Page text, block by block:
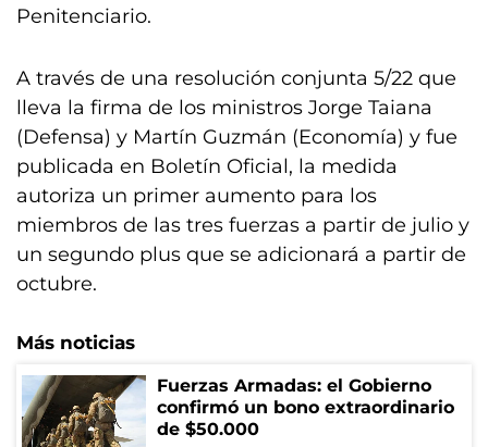
Penitenciario.
A través de una resolución conjunta 5/22 que
lleva la firma de los ministros Jorge Taiana
(Defensa) y Martín Guzmán (Economía) y fue
publicada en Boletín Oficial, la medida
autoriza un primer aumento para los
miembros de las tres fuerzas a partir de julio y
un segundo plus que se adicionará a partir de
octubre.
Más noticias
Fuerzas Armadas: el Gobierno
confirmó un bono extraordinario
de $50.000